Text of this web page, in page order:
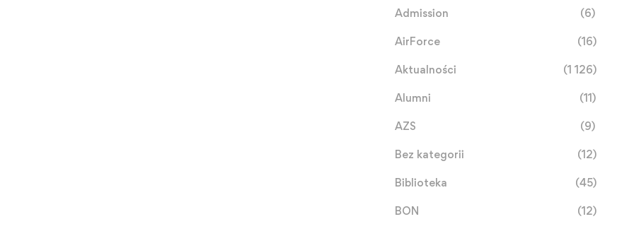
Admission (6)
AirForce (16)
Aktualności (1 126)
Alumni (11)
AZS (9)
Bez kategorii (12)
Biblioteka (45)
BON (12)